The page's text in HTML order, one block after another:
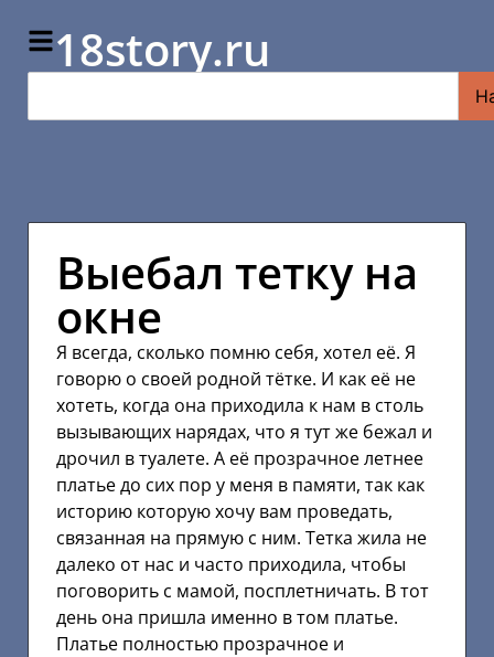
18story.ru
Выебал тетку на
окне
Я всегда, сколько помню себя, хотел её. Я
говорю о своей родной тётке. И как её не
хотеть, когда она приходила к нам в столь
вызывающих нарядах, что я тут же бежал и
дрочил в туалете. А её прозрачное летнее
платье до сих пор у меня в памяти, так как
историю которую хочу вам проведать,
связанная на прямую с ним. Тетка жила не
далеко от нас и часто приходила, чтобы
поговорить с мамой, посплетничать. В тот
день она пришла именно в том платье.
Платье полностью прозрачное и